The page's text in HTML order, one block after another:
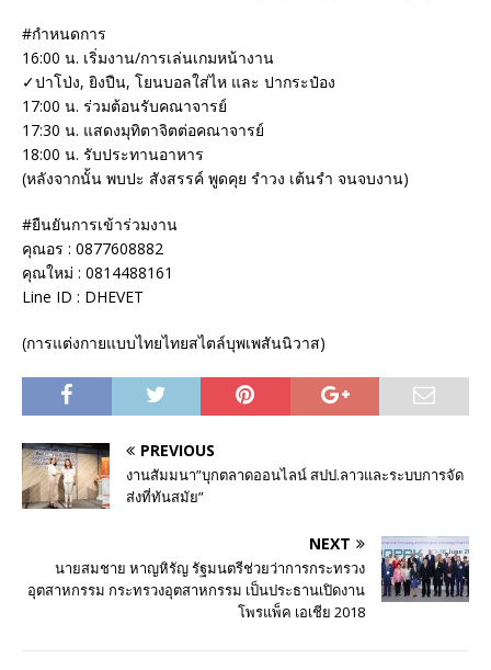
#กำหนดการ
16:00 น. เริ่มงาน/การเล่นเกมหน้างาน
✓ปาโป่ง, ยิงปืน, โยนบอลใส่ไห และ ปากระป๋อง
17:00 น. ร่วมต้อนรับคณาจารย์
17:30 น. แสดงมุทิตาจิตต่อคณาจารย์
18:00 น. รับประทานอาหาร
(หลังจากนั้น พบปะ สังสรรค์ พูดคุย รำวง เต้นรำ จนจบงาน)
#ยืนยันการเข้าร่วมงาน
คุณอร : 0877608882
คุณใหม่ : 0814488161
Line ID : DHEVET
(การแต่งกายแบบไทยไทยสไตล์บุพเพสันนิวาส)
PREVIOUS
งานสัมมนา”บุกตลาดออนไลน์ สปป.ลาวและระบบการจัด
ส่งที่ทันสมัย”
NEXT
นายสมชาย หาญหิรัญ รัฐมนตรีช่วยว่าการกระทรวง
อุตสาหกรรม กระทรวงอุตสาหกรรม เป็นประธานเปิดงาน
โพรแพ็ค เอเชีย 2018